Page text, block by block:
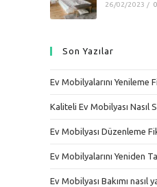
26/02/2023 /
Son Yazılar
Ev Mobilyalarını Yenileme
Kaliteli Ev Mobilyası Nasıl
Ev Mobilyası Düzenleme
Ev Mobilyalarını Yeniden
Ev Mobilyası Bakımı nasıl